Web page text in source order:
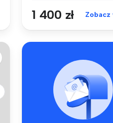
1 400 zł Zobacz